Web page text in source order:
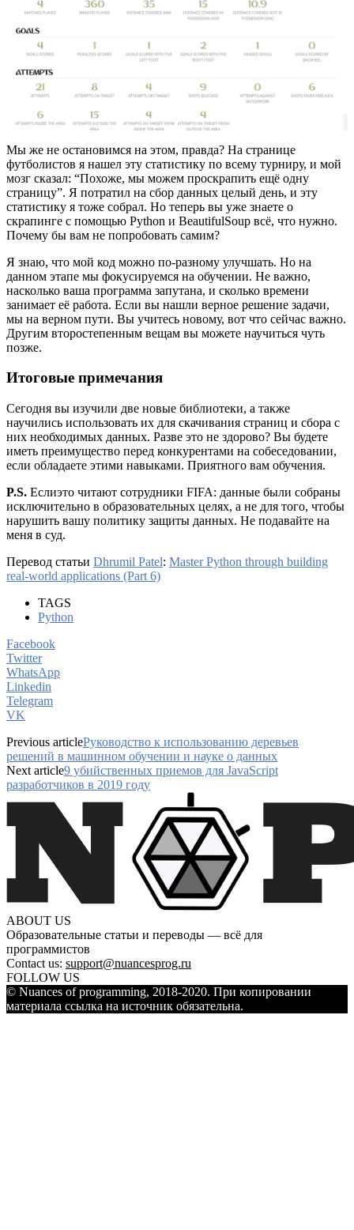
Мы же не остановимся на этом, правда? На странице
футболистов я нашел эту статистику по всему турниру, и мой
мозг сказал: “Похоже, мы можем проскрапить ещё одну
страницу”. Я потратил на сбор данных целый день, и эту
статистику я тоже собрал. Но теперь вы уже знаете о
скрапинге с помощью Python и BeautifulSoup всё, что нужно.
Почему бы вам не попробовать самим?
Я знаю, что мой код можно по-разному улучшать. Но на
данном этапе мы фокусируемся на обучении. Не важно,
насколько ваша программа запутана, и сколько времени
занимает её работа. Если вы нашли верное решение задачи,
мы на верном пути. Вы учитесь новому, вот что сейчас важно.
Другим второстепенным вещам вы можете научиться чуть
позже.
Итоговые примечания
Сегодня вы изучили две новые библиотеки, а также
научились использовать их для скачивания страниц и сбора с
них необходимых данных. Разве это не здорово? Вы будете
иметь преимущество перед конкурентами на собеседовании,
если обладаете этими навыками. Приятного вам обучения.
P.S. Еслиэто читают сотрудники FIFA: данные были собраны
исключительно в образовательных целях, а не для того, чтобы
нарушить вашу политику защиты данных. Не подавайте на
меня в суд.
Перевод статьи Dhrumil Patel: Master Python through building
real-world applications (Part 6)
TAGS
Python
Facebook
Twitter
WhatsApp
Linkedin
Telegram
VK
Previous articleРуководство к использованию деревьев
решений в машинном обучении и науке о данных
Next article9 убийственных приемов для JavaScript
разработчиков в 2019 году
ABOUT US
Образовательные статьи и переводы — всё для
программистов
Contact us: support@nuancesprog.ru
FOLLOW US
© Nuances of programming, 2018-2020. При копировании
материала ссылка на источник обязательна.